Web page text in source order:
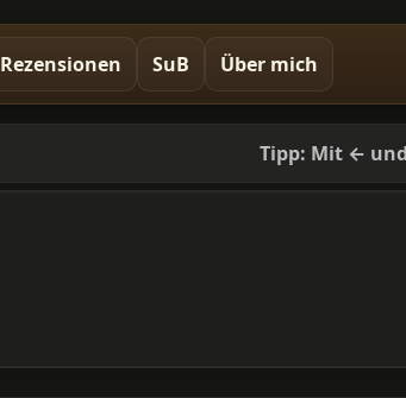
Rezensionen SuB Über mich
Tipp: Mit ←